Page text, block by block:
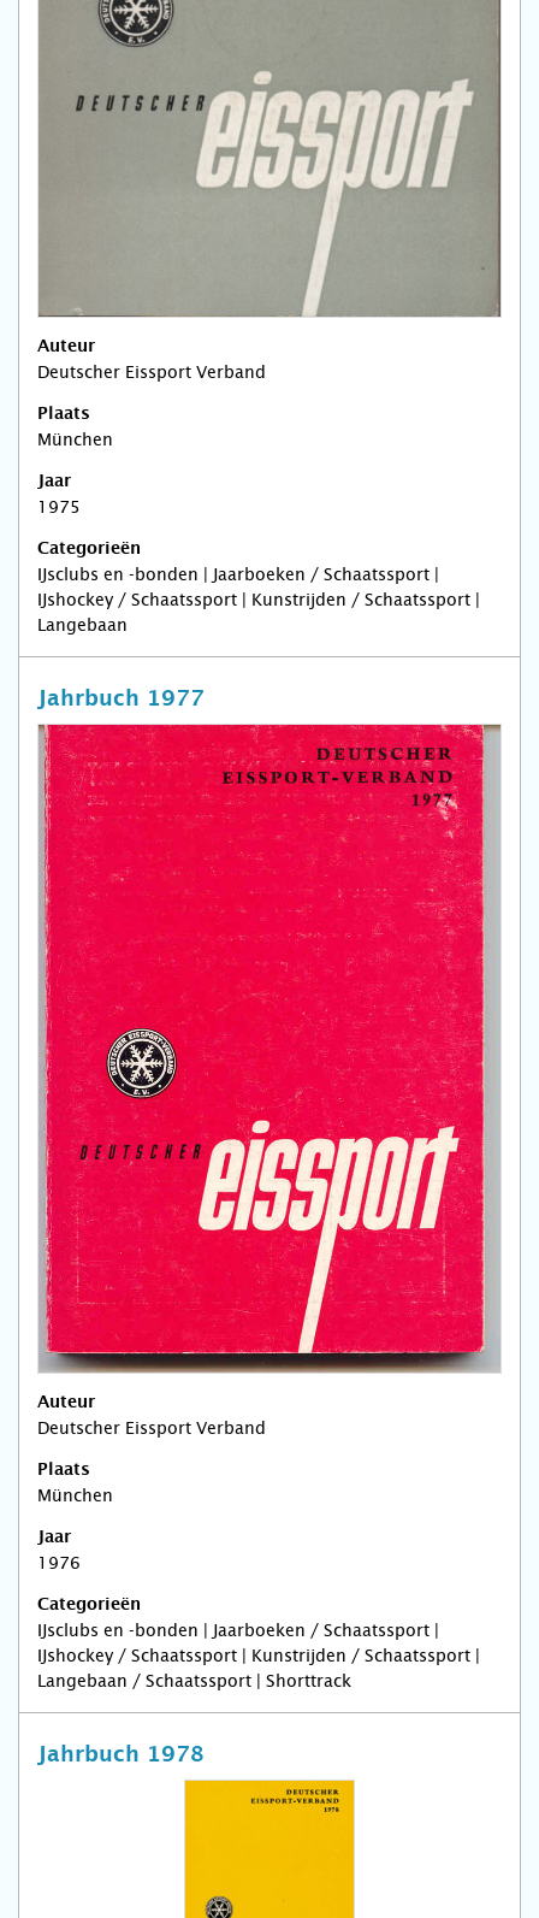
Auteur
Deutscher Eissport Verband
Plaats
München
Jaar
1975
Categorieën
IJsclubs en -bonden | Jaarboeken / Schaatssport |
IJshockey / Schaatssport | Kunstrijden / Schaatssport |
Langebaan
Jahrbuch 1977
Auteur
Deutscher Eissport Verband
Plaats
München
Jaar
1976
Categorieën
IJsclubs en -bonden | Jaarboeken / Schaatssport |
IJshockey / Schaatssport | Kunstrijden / Schaatssport |
Langebaan / Schaatssport | Shorttrack
Jahrbuch 1978